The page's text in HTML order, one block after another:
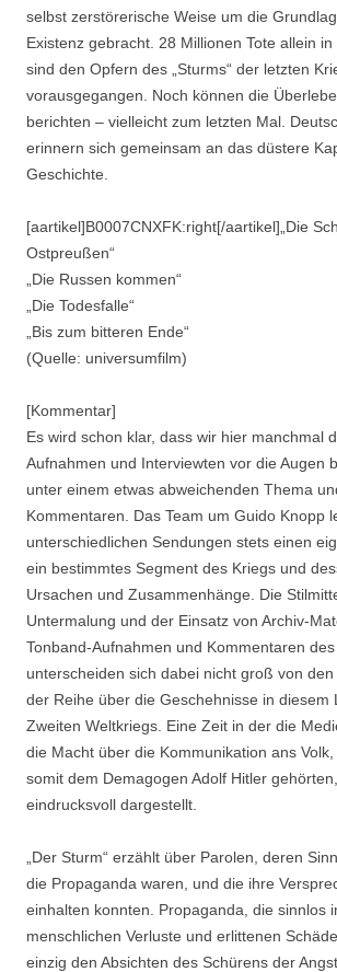
selbst zerstörerische Weise um die
Existenz gebracht. 28 Millionen Tote allein
sind den Opfern des „Sturms“ der letzten
vorausgegangen. Noch können die
berichten – vielleicht zum letzten Mal.
erinnern sich gemeinsam an das düstere
Geschichte.
[aartikel]B0007CNXFK:right[/aartikel]„Die
Ostpreußen“
„Die Russen kommen“
„Die Todesfalle“
„Bis zum bitteren Ende“
(Quelle: universumfilm)
[Kommentar]
Es wird schon klar, dass wir hier manchmal
Aufnahmen und Interviewten vor die Augen
unter einem etwas abweichenden Thema
Kommentaren. Das Team um Guido Knopp
unterschiedlichen Sendungen stets einen
ein bestimmtes Segment des Kriegs und
Ursachen und Zusammenhänge. Die
Untermalung und der Einsatz von Archiv-
Tonband-Aufnahmen und Kommentaren
unterscheiden sich dabei nicht groß von
der Reihe über die Geschehnisse in diesem
Zweiten Weltkriegs. Eine Zeit in der die
die Macht über die Kommunikation ans
somit dem Demagogen Adolf Hitler
eindrucksvoll dargestellt.
„Der Sturm“ erzählt über Parolen, deren
die Propaganda waren, und die ihre
einhalten konnten. Propaganda, die sinnlos
menschlichen Verluste und erlittenen
einzig den Absichten des Schürens der